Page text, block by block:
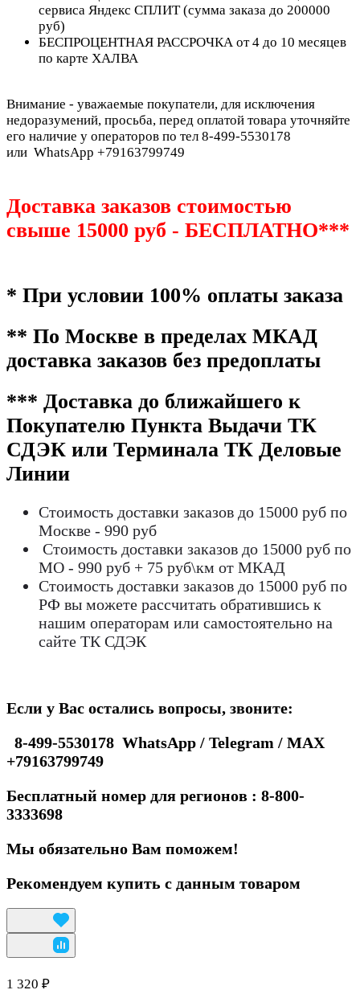
сервиса Яндекс СПЛИТ (сумма заказа до 200000
руб)
БЕСПРОЦЕНТНАЯ РАССРОЧКА от 4 до 10 месяцев
по карте ХАЛВА
Внимание - уважаемые покупатели, для исключения
недоразумений, просьба, перед оплатой товара уточняйте
его наличие у операторов по тел 8-499-5530178
или WhatsApp +79163799749
Доставка заказов стоимостью
свыше 15000 руб - БЕСПЛАТНО***
* При условии 100% оплаты заказа
** По Москве в пределах МКАД
доставка заказов без предоплаты
*** Доставка до ближайшего к
Покупателю Пункта Выдачи ТК
СДЭК или Терминала ТК Деловые
Линии
Стоимость доставки заказов до 15000 руб по
Москве - 990 руб
Стоимость доставки заказов до 15000 руб по
МО - 990 руб + 75 руб\км от МКАД
Стоимость доставки заказов до 15000 руб по
РФ вы можете рассчитать обратившись к
нашим операторам или самостоятельно на
сайте ТК СДЭК
Если у Вас остались вопросы, звоните:
8-499-5530178 WhatsApp / Telegram / MAX
+79163799749
Бесплатный номер для регионов : 8-800-
3333698
Мы обязательно Вам поможем!
Рекомендуем купить с данным товаром
1 320 ₽